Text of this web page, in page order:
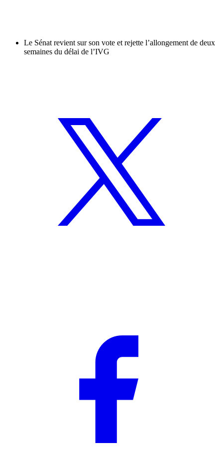
Le Sénat revient sur son vote et rejette l’allongement de deux
semaines du délai de l’IVG